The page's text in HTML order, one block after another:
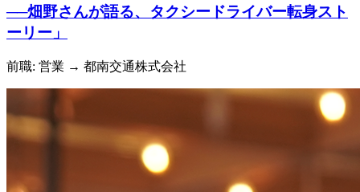
──畑野さんが語る、タクシードライバー転身スト
ーリー」
前職: 営業 → 都南交通株式会社